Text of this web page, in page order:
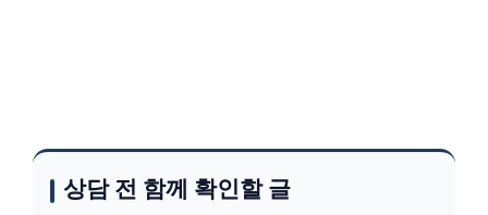
상담 전 함께 확인할 글